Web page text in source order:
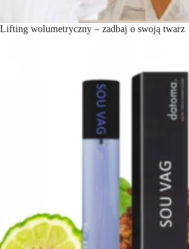
Lifting wolumetryczny – zadbaj o swoją twarz